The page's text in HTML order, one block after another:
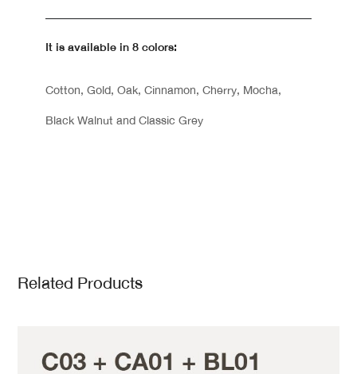
It is available in 8 colors:
Cotton, Gold, Oak, Cinnamon, Cherry, Mocha,
Black Walnut and Classic Grey
Related Products